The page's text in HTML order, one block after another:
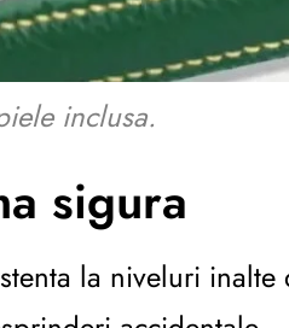
inclusa.
sigura
la niveluri